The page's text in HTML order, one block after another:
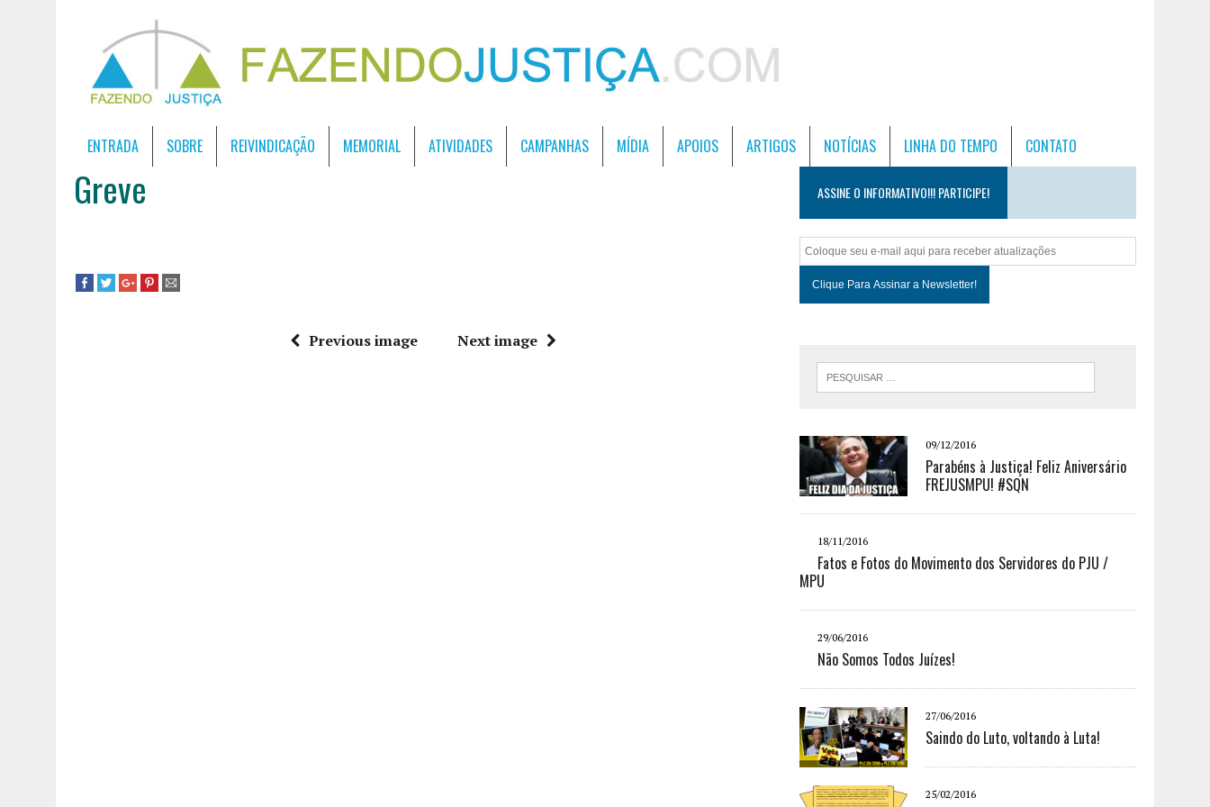
ENTRADA SOBRE REIVINDICAÇÃO MEMORIAL ATIVIDADES CAMPANHAS MÍDIA APOIOS ARTIGOS NOTÍCIAS LINHA DO TEMPO CONTATO
Greve
Previous image Next image
ASSINE O INFORMATIVO!!! PARTICIPE!
09/12/2016
Parabéns à Justiça! Feliz Aniversário
FREJUSMPU! #SQN
18/11/2016
Fatos e Fotos do Movimento dos Servidores do PJU /
MPU
29/06/2016
Não Somos Todos Juízes!
27/06/2016
Saindo do Luto, voltando à Luta!
25/02/2016